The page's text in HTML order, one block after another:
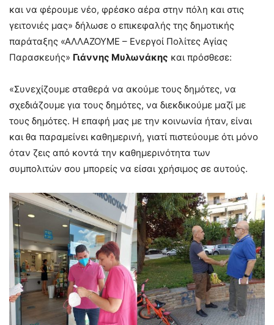
και να φέρουμε νέο, φρέσκο αέρα στην πόλη και στις
γειτονιές μας» δήλωσε ο επικεφαλής της δημοτικής
παράταξης «ΑΛΛΑΖΟΥΜΕ – Ενεργοί Πολίτες Αγίας
Παρασκευής» Γιάννης Μυλωνάκης και πρόσθεσε:
«Συνεχίζουμε σταθερά να ακούμε τους δημότες, να
σχεδιάζουμε για τους δημότες, να διεκδικούμε μαζί με
τους δημότες. Η επαφή μας με την κοινωνία ήταν, είναι
και θα παραμείνει καθημερινή, γιατί πιστεύουμε ότι μόνο
όταν ζεις από κοντά την καθημερινότητα των
συμπολιτών σου μπορείς να είσαι χρήσιμος σε αυτούς.